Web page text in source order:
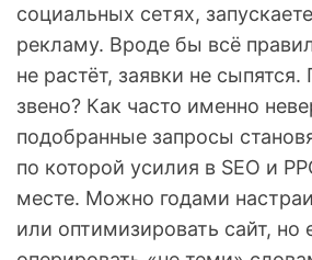
социальных сетях,
рекламу. Вроде бы всё
не растёт, заявки не сыпятся.
звено? Как часто именно
подобранные запросы
по которой усилия в SEO и
месте. Можно годами
или оптимизировать сайт, но